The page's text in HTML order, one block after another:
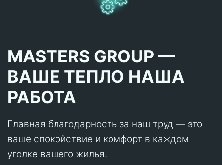
MASTERS GROUP —
ВАШЕ ТЕПЛО НАША
РАБОТА
Главная благодарность за наш труд — это
ваше спокойствие и комфорт в каждом
уголке вашего жилья.